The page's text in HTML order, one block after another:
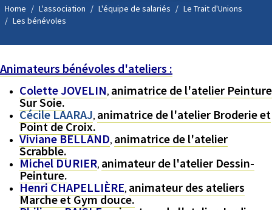
Home L'association L'équipe de salariés
Le Trait d'Unions
Les bénévoles
Animateurs bénévoles d'ateliers :
Colette JOVELIN, animatrice de l'atelier Peinture
Sur Soie.
Cécile LAARAJ, animatrice de l'atelier Broderie et
Point de Croix.
Viviane BELLAND, animatrice de l'atelier
Scrabble.
Michel DURIER, animateur de l'atelier Dessin-
Peinture.
Henri CHAPELLIÈRE, animateur des ateliers
Marche et Gym douce.